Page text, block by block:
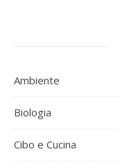
Ambiente
Biologia
Cibo e Cucina